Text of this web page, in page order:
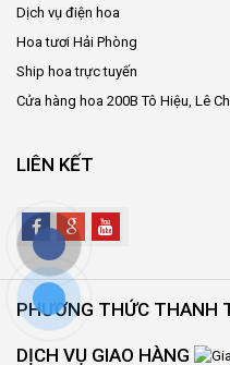
Dịch vụ điện hoa
Hoa tươi Hải Phòng
Ship hoa trực tuyến
Cửa hàng hoa 200B Tô Hiệu, Lê
LIÊN KẾT
PHƯƠNG THỨC THANH
DỊCH VỤ GIAO HÀNG